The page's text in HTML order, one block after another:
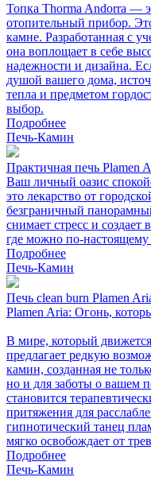
Топка Thorma Andorra —
отопительный прибор.
камне. Разработанная с
она воплощает в себе
надежности и дизайна.
душой вашего дома,
тепла и предметом
выбор.
Подробнее
Печь-Камин
Практичная печь Plamen
Ваш личный оазис
это лекарство от
безграничный
снимает стресс и
где можно по-настоящему
Подробнее
Печь-Камин
Печь clean burn Plamen
Plamen Aria: Огонь,
В мире, который
предлагает редкую
камин, созданная не
но и для заботы о вашем
становится
притяжения для
гипнотический танец
мягко освобождает от
Подробнее
Печь-Камин